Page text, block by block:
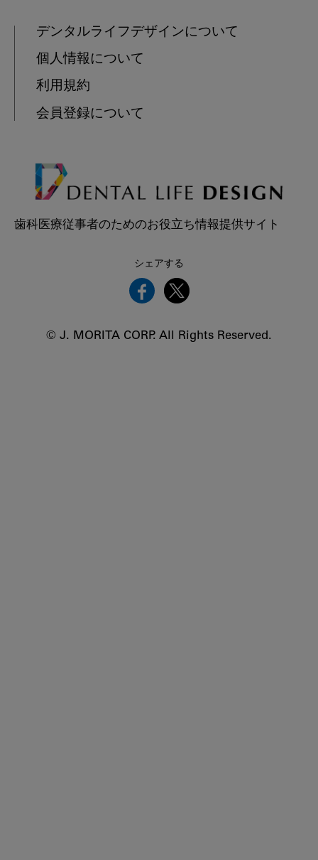
デンタルライフデザインについて
個人情報について
利用規約
会員登録について
歯科医療従事者のためのお役立ち情報提供サイト
シェアする
© J. MORITA CORP. All Rights Reserved.